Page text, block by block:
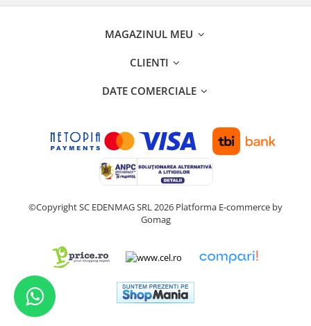
MAGAZINUL MEU
CLIENTI
DATE COMERCIALE
©Copyright SC EDENMAG SRL 2026 Platforma E-commerce by
Gomag